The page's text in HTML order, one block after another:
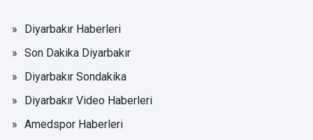
Diyarbakır Haberleri
Son Dakika Diyarbakır
Diyarbakır Sondakika
Diyarbakır Video Haberleri
Amedspor Haberleri